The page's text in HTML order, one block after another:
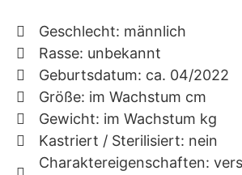
Geschlecht: männlich
Rasse: unbekannt
Geburtsdatum: ca. 04/2022
Größe: im Wachstum cm
Gewicht: im Wachstum kg
Kastriert / Sterilisiert: nein
Charaktereigenschaften: